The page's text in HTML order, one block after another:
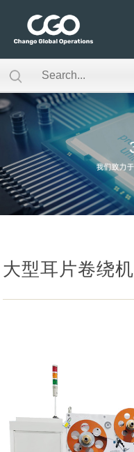
大型耳片卷绕机